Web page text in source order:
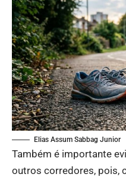
Elias Assum Sabbag Junior
Também é importante
outros corredores, pois,